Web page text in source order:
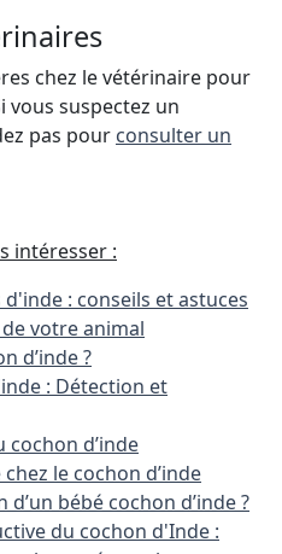
chez le vétérinaire pour
vous suspectez un
pas pour consulter un
intéresser :
: conseils et astuces
votre animal
d’inde ?
: Détection et
cochon d’inde
le cochon d’inde
bébé cochon d’inde ?
du cochon d'Inde :